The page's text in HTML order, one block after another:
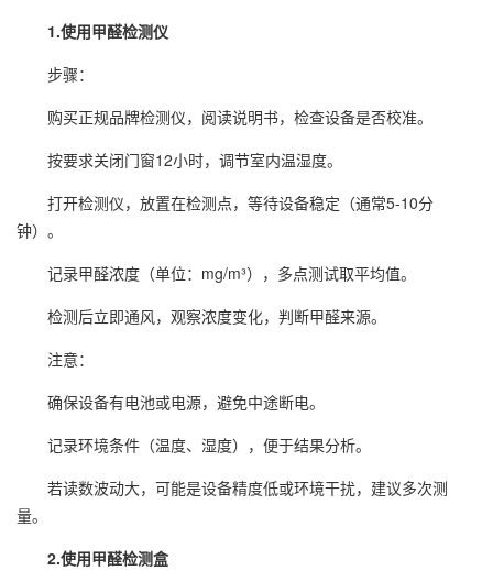
1.使用甲醛检测仪
步骤：
购买正规品牌检测仪，阅读说明书，检查设备是否校准。
按要求关闭门窗12小时，调节室内温湿度。
打开检测仪，放置在检测点，等待设备稳定（通常5-10分
钟）。
记录甲醛浓度（单位：mg/m³），多点测试取平均值。
检测后立即通风，观察浓度变化，判断甲醛来源。
注意：
确保设备有电池或电源，避免中途断电。
记录环境条件（温度、湿度），便于结果分析。
若读数波动大，可能是设备精度低或环境干扰，建议多次测
量。
2.使用甲醛检测盒